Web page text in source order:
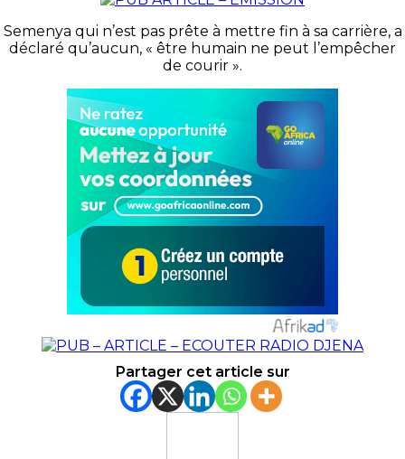
Semenya qui n’est pas prête à mettre fin à sa carrière, a
déclaré qu’aucun, « être humain ne peut l’empêcher
de courir ».
Partager cet article sur